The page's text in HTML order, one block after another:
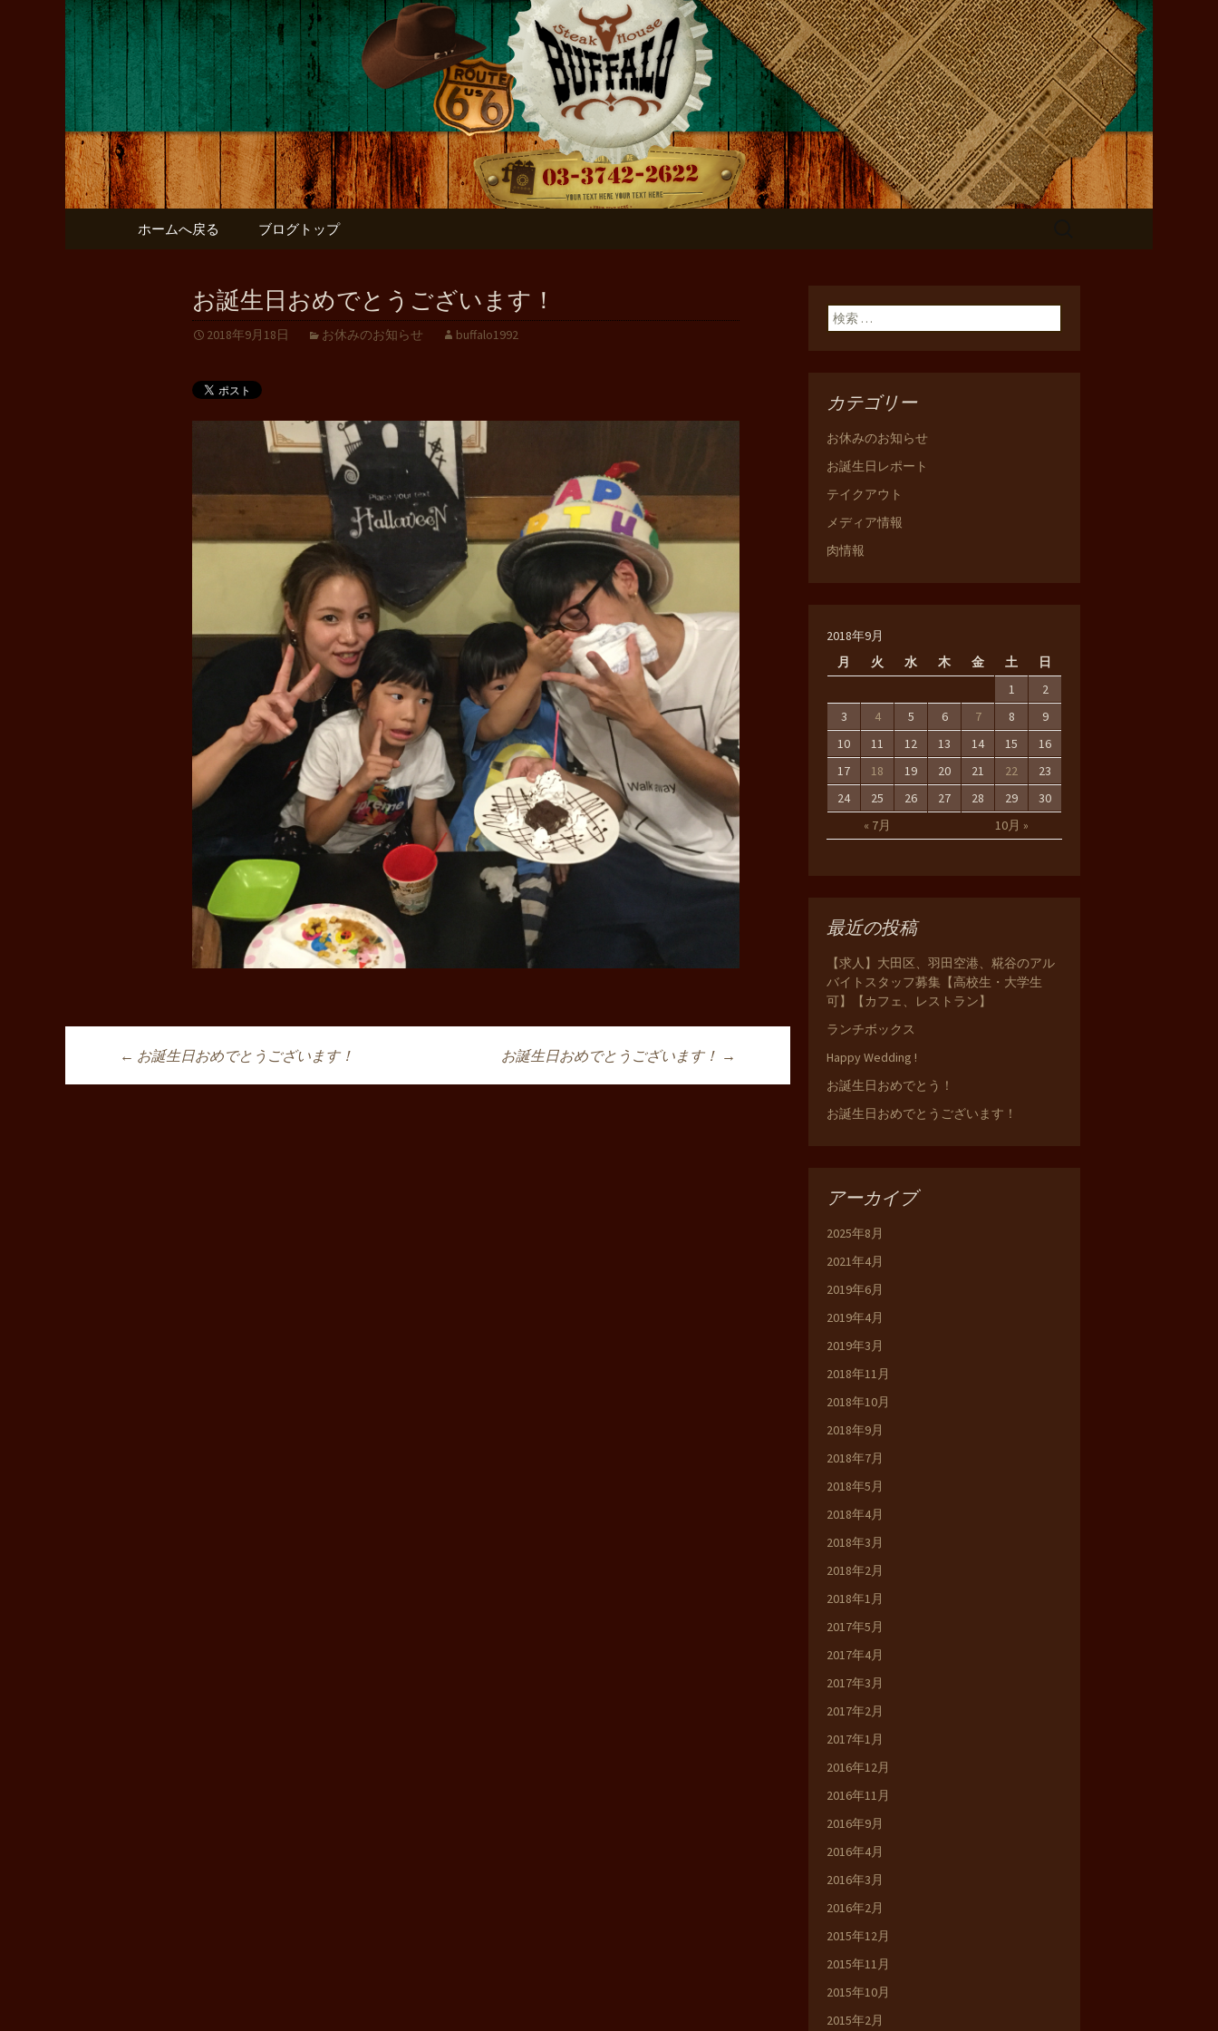
バッファローのブログ
店主のつぶやき
コンテンツへ移動
ホームへ戻る ブログトップ
お誕生日おめでとうございます！
2018年9月18日 お休みのお知らせ buffalo1992
投稿ナビゲーション
← お誕生日おめでとうございます！ お誕生日おめでとうございます！ →
検索:
カテゴリー
お休みのお知らせ
お誕生日レポート
テイクアウト
メディア情報
肉情報
2018年9月
月
火 水 木 金 土 日
« 7月 10月 »
1
2
3
4 5 6 7 8
9
10
11 12 13 14 15
16
17
18 19 20 21 22
23
24
25 26 27 28 29 30
最近の投稿
【求人】大田区、羽田空港、糀谷のアル
バイトスタッフ募集【高校生・大学生
可】【カフェ、レストラン】
ランチボックス
Happy Wedding !
お誕生日おめでとう！
お誕生日おめでとうございます！
アーカイブ
2025年8月
2021年4月
2019年6月
2019年4月
2019年3月
2018年11月
2018年10月
2018年9月
2018年7月
2018年5月
2018年4月
2018年3月
2018年2月
2018年1月
2017年5月
2017年4月
2017年3月
2017年2月
2017年1月
2016年12月
2016年11月
2016年9月
2016年4月
2016年3月
2016年2月
2015年12月
2015年11月
2015年10月
2015年2月